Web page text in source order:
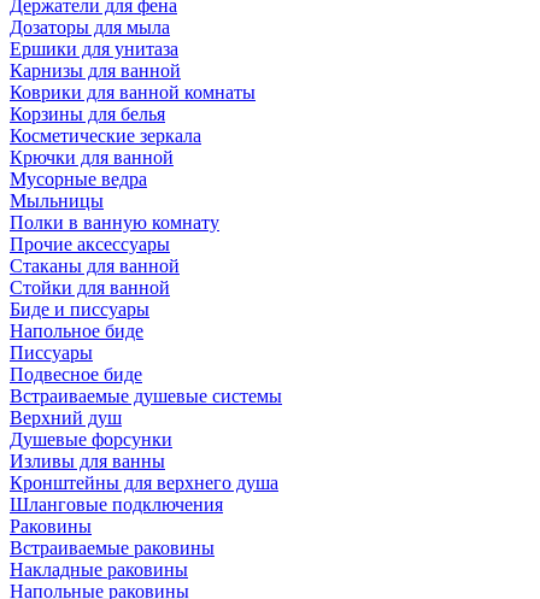
Держатели для фена
Дозаторы для мыла
Ершики для унитаза
Карнизы для ванной
Коврики для ванной комнаты
Корзины для белья
Косметические зеркала
Крючки для ванной
Мусорные ведра
Мыльницы
Полки в ванную комнату
Прочие аксессуары
Стаканы для ванной
Стойки для ванной
Биде и писсуары
Напольное биде
Писсуары
Подвесное биде
Встраиваемые душевые системы
Верхний душ
Душевые форсунки
Изливы для ванны
Кронштейны для верхнего душа
Шланговые подключения
Раковины
Встраиваемые раковины
Накладные раковины
Напольные раковины